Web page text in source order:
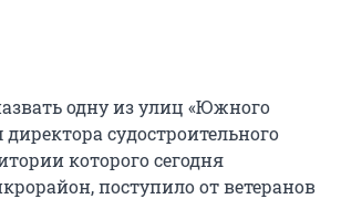
одну из улиц «Южного
судостроительного
которого сегодня
поступило от ветеранов